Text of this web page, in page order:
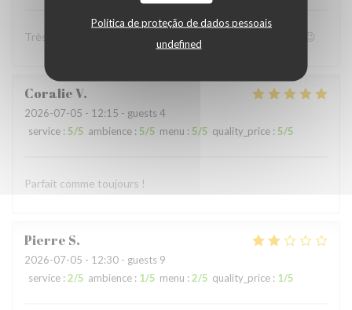
Política de proteção de dados pessoais
undefined
Très bon accueil et patron super sympa Personnel au top😉
CoralieV
2026-07-05 - 12:15 - guests 4
service : 5/5 ambience : 5/5 menu : 5/5 quality_price : 5/5
Parfait comme toujours !
Pierre S
2026-07-05 - 12:30 - guests 9
service : 2/5 ambience : 1/5 menu : 2/5 quality_price : 1/5